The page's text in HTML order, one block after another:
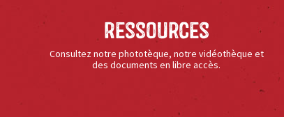
Ressources
Consultez notre phototèque, notre vidéothèque et
des documents en libre accès.